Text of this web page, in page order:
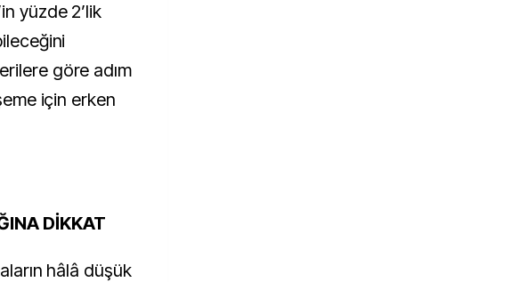
yüzde 2’lik
göre adım
için erken
DİKKAT
hâlâ düşük